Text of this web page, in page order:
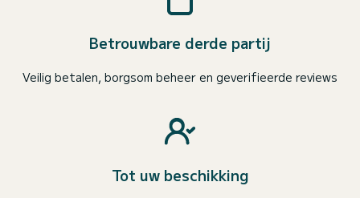
Betrouwbare derde partij
Veilig betalen, borgsom beheer en geverifieerde reviews
Tot uw beschikking